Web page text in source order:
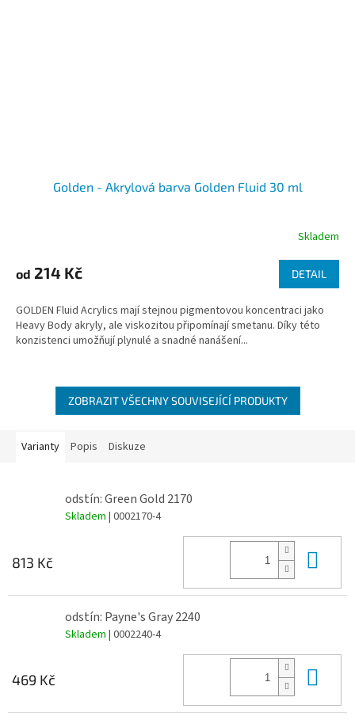
Golden - Akrylová barva Golden Fluid 30 ml
Skladem
od 214 Kč DETAIL
GOLDEN Fluid Acrylics mají stejnou pigmentovou koncentraci jako
Heavy Body akryly, ale viskozitou připomínají smetanu. Díky této
konzistenci umožňují plynulé a snadné nanášení...
ZOBRAZIT VŠECHNY SOUVISEJÍCÍ PRODUKTY
Varianty Popis Diskuze
odstín: Green Gold 2170
Skladem | 0002170-4
813 Kč
odstín: Payne's Gray 2240
Skladem | 0002240-4
469 Kč